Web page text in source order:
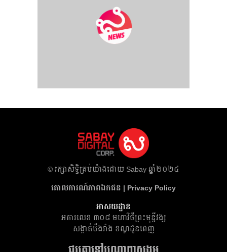
​© រក្សា​សិទ្ធិ​គ្រប់​យ៉ាង​ដោយ​ Sabay ឆ្នាំ​២០២៤
គោលការណ៍​ភាព​ឯកជន | Privacy Policy
អាសយដ្ឋាន
អគារ​លេខ ៣០៨ មហាវិថីព្រះមុន្នីវង្ស
សង្កាត់បឹងរាំង ខណ្ឌដូនពេញ